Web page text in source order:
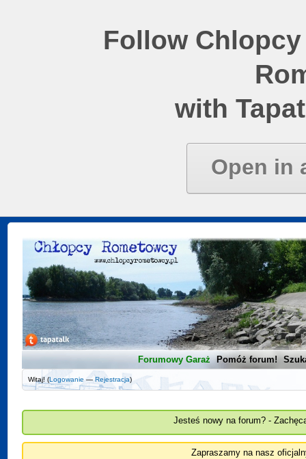
Follow
with
Open in
Forumowy Garaż Pomóż forum!
Witaj! (Logowanie —Rejestracja)
Jesteś nowy na forum? -
Zapraszamy na nasz